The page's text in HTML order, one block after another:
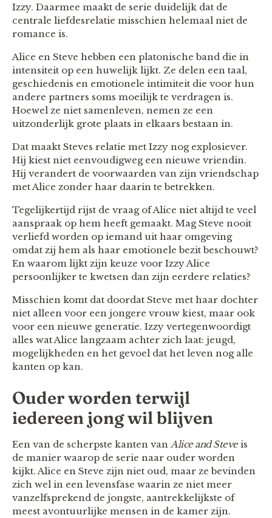
Izzy. Daarmee maakt de serie duidelijk dat de
centrale liefdesrelatie misschien helemaal niet de
romance is.
Alice en Steve hebben een platonische band die in
intensiteit op een huwelijk lijkt. Ze delen een taal,
geschiedenis en emotionele intimiteit die voor hun
andere partners soms moeilijk te verdragen is.
Hoewel ze niet samenleven, nemen ze een
uitzonderlijk grote plaats in elkaars bestaan in.
Dat maakt Steves relatie met Izzy nog explosiever.
Hij kiest niet eenvoudigweg een nieuwe vriendin.
Hij verandert de voorwaarden van zijn vriendschap
met Alice zonder haar daarin te betrekken.
Tegelijkertijd rijst de vraag of Alice niet altijd te veel
aanspraak op hem heeft gemaakt. Mag Steve nooit
verliefd worden op iemand uit haar omgeving
omdat zij hem als haar emotionele bezit beschouwt?
En waarom lijkt zijn keuze voor Izzy Alice
persoonlijker te kwetsen dan zijn eerdere relaties?
Misschien komt dat doordat Steve met haar dochter
niet alleen voor een jongere vrouw kiest, maar ook
voor een nieuwe generatie. Izzy vertegenwoordigt
alles wat Alice langzaam achter zich laat: jeugd,
mogelijkheden en het gevoel dat het leven nog alle
kanten op kan.
Ouder worden terwijl
iedereen jong wil blijven
Een van de scherpste kanten van Alice and Steveis
de manier waarop de serie naar ouder worden
kijkt. Alice en Steve zijn niet oud, maar ze bevinden
zich wel in een levensfase waarin ze niet meer
vanzelfsprekend de jongste, aantrekkelijkste of
meest avontuurlijke mensen in de kamer zijn.